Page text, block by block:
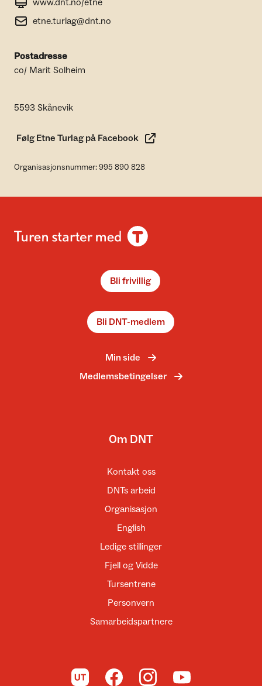
www.dnt.no/etne
etne.turlag@dnt.no
Postadresse
co/ Marit Solheim
5593 Skånevik
Følg Etne Turlag på Facebook
Organisasjonsnummer: 995 890 828
Bli frivillig
Bli DNT-medlem
Min side
Medlemsbetingelser
Om DNT
Kontakt oss
DNTs arbeid
Organisasjon
English
Ledige stillinger
Fjell og Vidde
Tursentrene
Personvern
Samarbeidspartnere
Til UT.no Til DNT på Facebook
Til DNT på Instagram
Til DNT på YouTube